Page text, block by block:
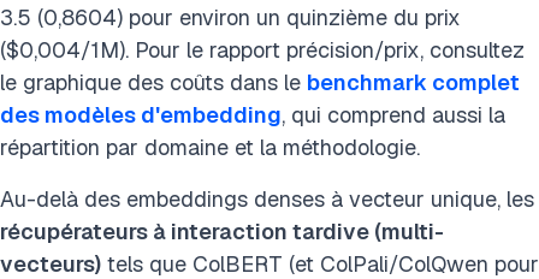
3.5 (0,8604) pour environ un quinzième du prix
($0,004/1M). Pour le rapport précision/prix, consultez
le graphique des coûts dans le benchmark complet
des modèles d'embedding, qui comprend aussi la
répartition par domaine et la méthodologie.
Au-delà des embeddings denses à vecteur unique, les
récupérateurs à interaction tardive (multi-
vecteurs) tels que ColBERT (et ColPali/ColQwen pour